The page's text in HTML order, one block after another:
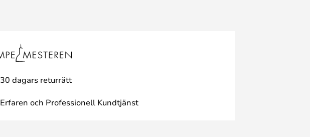
30 dagars returrätt
Erfaren och Professionell Kundtjänst